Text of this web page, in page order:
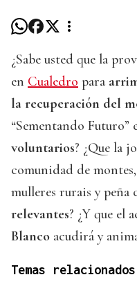
¿Sabe usted que la
en Cualedro para
la recuperación del
“Sementando Futuro”
voluntarios? ¿Que la
comunidad de
mulleres rurais y peña
relevantes? ¿Y que el
Blanco acudirá y
Temas relacionados